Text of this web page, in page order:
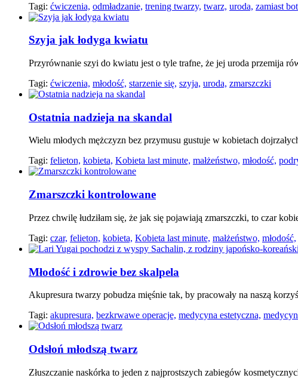
Tagi: ćwiczenia, odmładzanie, trening twarzy, twarz, uroda, zamiast
Szyja jak łodyga kwiatu
Przyrównanie szyi do kwiatu jest o tyle trafne, że jej uroda przemija
Tagi: ćwiczenia, młodość, starzenie się, szyja, uroda, zmarszczki
Ostatnia nadzieja na skandal
Wielu młodych mężczyzn bez przymusu gustuje w kobietach
Tagi: felieton, kobieta, Kobieta last minute, małżeństwo, młodość,
Zmarszczki kontrolowane
Przez chwilę łudziłam się, że jak się pojawiają zmarszczki, to czar
Tagi: czar, felieton, kobieta, Kobieta last minute, małżeństwo, młodość,
Młodość i zdrowie bez skalpela
Akupresura twarzy pobudza mięśnie tak, by pracowały na naszą
Tagi: akupresura, bezkrwawe operacje, medycyna estetyczna,
Odsłoń młodszą twarz
Złuszczanie naskórka to jeden z najprostszych zabiegów